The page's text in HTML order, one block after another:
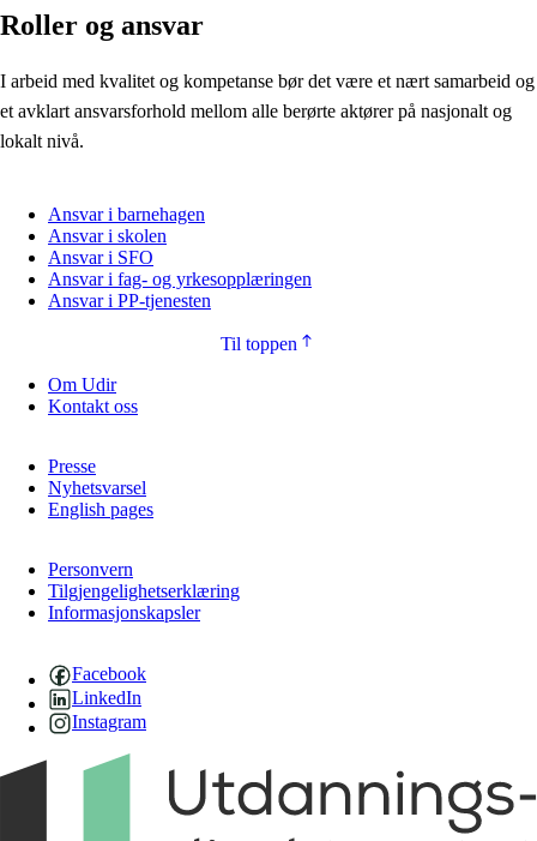
Roller og ansvar
I arbeid med kvalitet og kompetanse bør det være et nært samarbeid og
et avklart ansvarsforhold mellom alle berørte aktører på nasjonalt og
lokalt nivå.
Ansvar i barnehagen
Ansvar i skolen
Ansvar i SFO
Ansvar i fag- og yrkesopplæringen
Ansvar i PP-tjenesten
Til toppen
Om Udir
Kontakt oss
Presse
Nyhetsvarsel
English pages
Personvern
Tilgjengelighetserklæring
Informasjonskapsler
Facebook
LinkedIn
Instagram